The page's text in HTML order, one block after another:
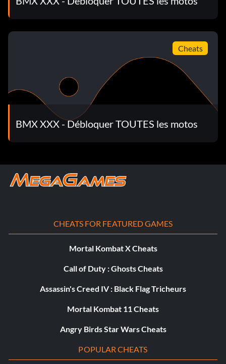
Saisir le mot de passe SHOWMETHEMONEY
Débloquer les motos d'Itchi
Saisis le mot de passe ITCHI594 dans le menu de triche
pour débloquer les motos d'Itchi.
Débloquer les motos de Joyride
Déverrouiller Entrez le mot de passe JOYRIDE18 dans le
Débloquer Amish Boy
triche pour débloquer Amish Boy.
Débloquer les motos du garçon Amish
Entrez le mot de passe AMISHBOY1699 dans le menu de
triche pour débloquer les motos d'Amish Boy.
Débloquer les motos de Hellkitty
Cheats
BMX XXX - Débloquer TOUTES les motos
CHEATS FOR FEATURED GAMES
Mortal Kombat X Cheats
Call of Duty : Ghosts Cheats
Assassin's Creed IV : Black Flag Tricheurs
Mortal Kombat 11 Cheats
Angry Birds Star Wars Cheats
POPULAR CHEATS